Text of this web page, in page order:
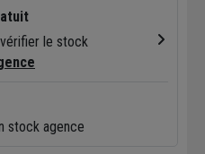
le stock
stock agence